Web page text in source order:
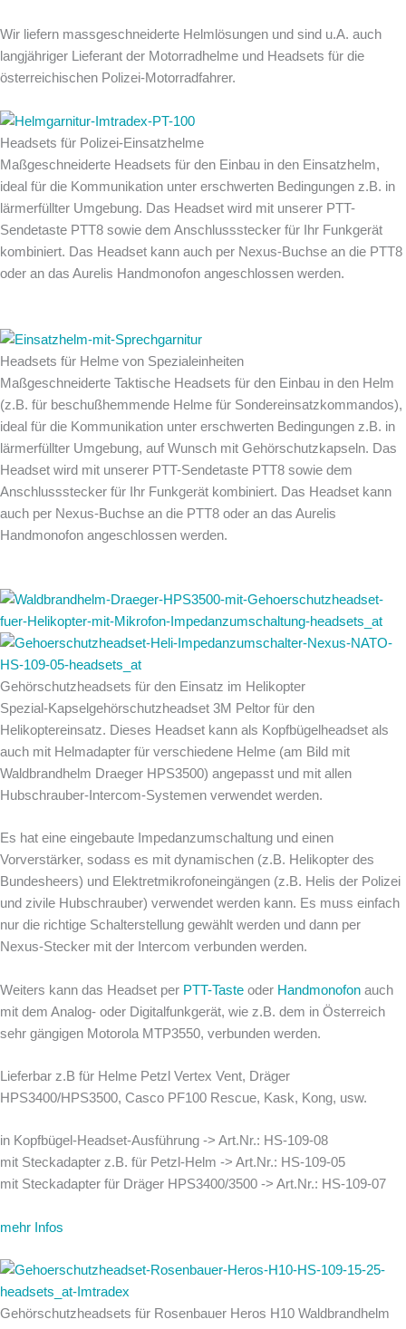
Wir liefern massgeschneiderte Helmlösungen und sind u.A. auch
langjähriger Lieferant der Motorradhelme und Headsets für die
österreichischen Polizei-Motorradfahrer.
Headsets für Polizei-Einsatzhelme
Maßgeschneiderte Headsets für den Einbau in den Einsatzhelm,
ideal für die Kommunikation unter erschwerten Bedingungen z.B. in
lärmerfüllter Umgebung. Das Headset wird mit unserer PTT-
Sendetaste PTT8 sowie dem Anschlussstecker für Ihr Funkgerät
kombiniert. Das Headset kann auch per Nexus-Buchse an die PTT8
oder an das Aurelis Handmonofon angeschlossen werden.
Headsets für Helme von Spezialeinheiten
Maßgeschneiderte Taktische Headsets für den Einbau in den Helm
(z.B. für beschußhemmende Helme für Sondereinsatzkommandos),
ideal für die Kommunikation unter erschwerten Bedingungen z.B. in
lärmerfüllter Umgebung, auf Wunsch mit Gehörschutzkapseln. Das
Headset wird mit unserer PTT-Sendetaste PTT8 sowie dem
Anschlussstecker für Ihr Funkgerät kombiniert. Das Headset kann
auch per Nexus-Buchse an die PTT8 oder an das Aurelis
Handmonofon angeschlossen werden.
Gehörschutzheadsets für den Einsatz im Helikopter
Spezial-Kapselgehörschutzheadset 3M Peltor für den
Helikoptereinsatz. Dieses Headset kann als Kopfbügelheadset als
auch mit Helmadapter für verschiedene Helme (am Bild mit
Waldbrandhelm Draeger HPS3500) angepasst und mit allen
Hubschrauber-Intercom-Systemen verwendet werden.
Es hat eine eingebaute Impedanzumschaltung und einen
Vorverstärker, sodass es mit dynamischen (z.B. Helikopter des
Bundesheers) und Elektretmikrofoneingängen (z.B. Helis der Polizei
und zivile Hubschrauber) verwendet werden kann. Es muss einfach
nur die richtige Schalterstellung gewählt werden und dann per
Nexus-Stecker mit der Intercom verbunden werden.
Weiters kann das Headset per PTT-Taste oder Handmonofon auch
mit dem Analog- oder Digitalfunkgerät, wie z.B. dem in Österreich
sehr gängigen Motorola MTP3550, verbunden werden.
Lieferbar z.B für Helme Petzl Vertex Vent, Dräger
HPS3400/HPS3500, Casco PF100 Rescue, Kask, Kong, usw.
in Kopfbügel-Headset-Ausführung -> Art.Nr.: HS-109-08
mit Steckadapter z.B. für Petzl-Helm -> Art.Nr.: HS-109-05
mit Steckadapter für Dräger HPS3400/3500 -> Art.Nr.: HS-109-07
mehr Infos
Gehörschutzheadsets für Rosenbauer Heros H10 Waldbrandhelm